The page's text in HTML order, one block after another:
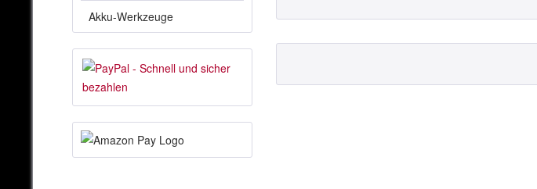
Akku-Werkzeuge